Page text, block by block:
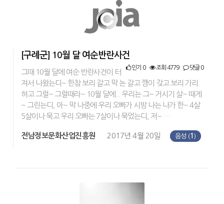
[구례군] 10월 달 여순반란사건
인기 0 조회 4779 댓글 0
그때 10월 달에 여순 반란사건이 터
져서 나왔는디~ 한참 보리 갈고 막 논 갈고 깽이 갖고 보리 가리
허고 그럴~ 그럴때라~ 10월 달에... 우리는 그~ 거시기 살~ 때게
~ 그린는디, 아~ 막 나중에 우리 오빠가 시방 나는 나가 한~ 4살
5살이나 묵고 우리 오빠는 7살이나 묵었는디, 저~ …
전남정보문화산업진흥원 2017년 4월 20일 음성 (1 )